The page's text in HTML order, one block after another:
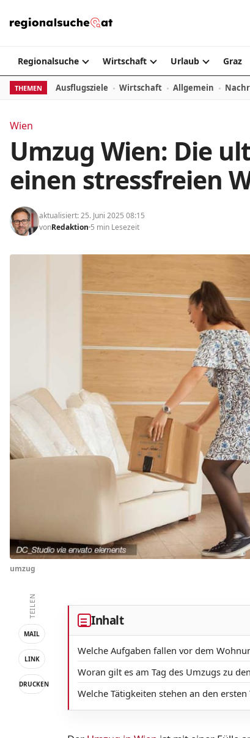
Regionalsuche Wirtschaft Urlaub Graz
THEMEN Ausflugsziele Wirtschaft Allgemein
Wien
Umzug Wien: Die
einen stressfreien
aktualisiert: 25. Juni 2025 08:15
vonRedaktion 5 min Lesezeit
umzug
TEILEN
MAIL
LINK
DRUCKEN
Inhalt
Welche Aufgaben fallen vor dem
Woran gilt es am Tag des Umzugs zu
Welche Tätigkeiten stehen an den